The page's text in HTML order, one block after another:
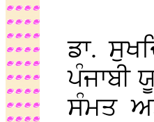
ਡਾ.
ਪੰਜਾਬੀ
ਸੰਮਤ